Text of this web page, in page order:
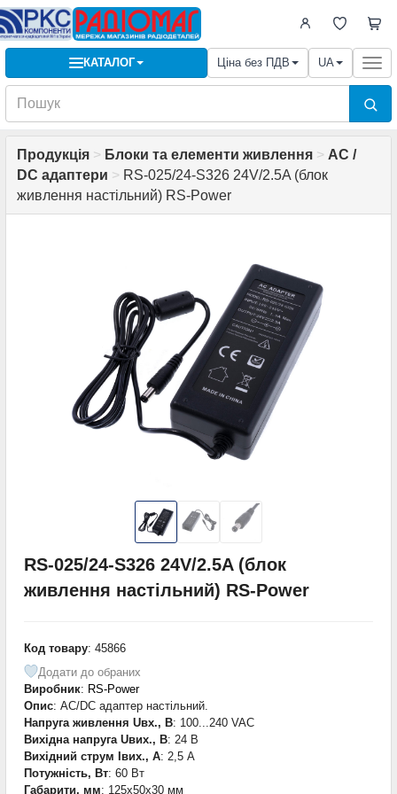
КАТАЛОГ Ціна без ПДВ UA
Продукція > Блоки та елементи живлення > AC /
DC адаптери > RS-025/24-S326 24V/2.5A (блок
живлення настільний) RS-Power
RS-025/24-S326 24V/2.5A (блок
живлення настільний) RS-Power
Код товару: 45866
Додати до обраних
Виробник: RS-Power
Опис: AC/DC адаптер настільний.
Напруга живлення Uвх., В: 100...240 VAC
Вихідна напруга Uвих., В: 24 В
Вихідний струм Iвих., А: 2,5 А
Потужність, Вт: 60 Вт
Габарити, мм: 125x50x30 мм